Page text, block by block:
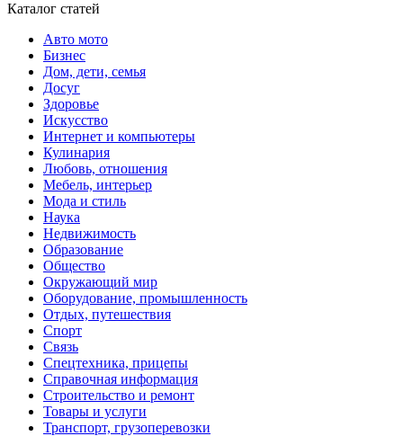
Каталог статей
Авто мото
Бизнес
Дом, дети, семья
Досуг
Здоровье
Искусство
Интернет и компьютеры
Кулинария
Любовь, отношения
Мебель, интерьер
Мода и стиль
Наука
Недвижимость
Образование
Общество
Окружающий мир
Оборудование, промышленность
Отдых, путешествия
Спорт
Связь
Спецтехника, прицепы
Справочная информация
Строительство и ремонт
Товары и услуги
Транспорт, грузоперевозки